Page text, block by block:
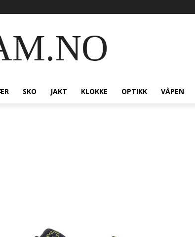
SKO JAKT KLOKKE OPTIKK VÅPEN